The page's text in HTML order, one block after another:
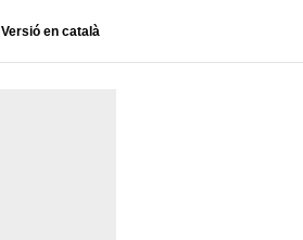
Versió en català